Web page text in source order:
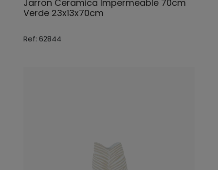
Jarron Ceramica Impermeable 70cm
Verde 23x13x70cm
Ref: 62844